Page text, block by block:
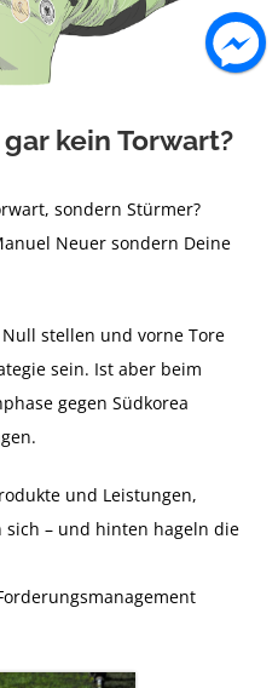
kein Torwart?
sondern Stürmer?
Neuer sondern Deine
stellen und vorne Tore
sein. Ist aber beim
gegen Südkorea
und Leistungen,
– und hinten hageln die